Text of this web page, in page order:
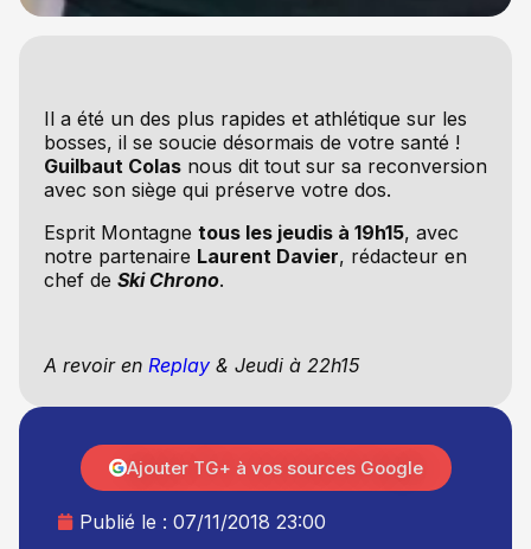
Il a été un des plus rapides et athlétique sur les
bosses, il se soucie désormais de votre santé !
Guilbaut Colasnous dit tout sur sa reconversion
avec son siège qui préserve votre dos.
Esprit Montagne tous les jeudis à 19h15, avec
notre partenaire Laurent Davier, rédacteur en
chef de Ski Chrono.
A revoir en Replay& Jeudi à 22h15
Publié le : 07/11/2018 23:00
Ajouter TG+ à vos sources Google